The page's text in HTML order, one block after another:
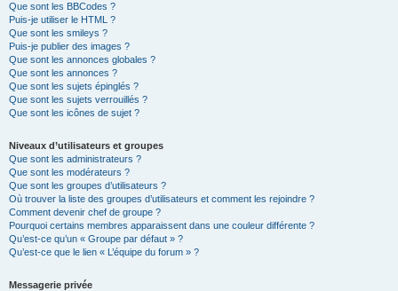
Que sont les BBCodes ?
Puis-je utiliser le HTML ?
Que sont les smileys ?
Puis-je publier des images ?
Que sont les annonces globales ?
Que sont les annonces ?
Que sont les sujets épinglés ?
Que sont les sujets verrouillés ?
Que sont les icônes de sujet ?
Niveaux d’utilisateurs et groupes
Que sont les administrateurs ?
Que sont les modérateurs ?
Que sont les groupes d’utilisateurs ?
Où trouver la liste des groupes d’utilisateurs et comment les rejoindre ?
Comment devenir chef de groupe ?
Pourquoi certains membres apparaissent dans une couleur différente ?
Qu’est-ce qu’un « Groupe par défaut » ?
Qu’est-ce que le lien « L’équipe du forum » ?
Messagerie privée